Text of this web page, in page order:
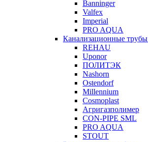
Banninger
Valfex
Imperial
PRO AQUA
Канализационные трубы
REHAU
Uponor
ПОЛИТЭК
Nashorn
Ostendorf
Millennium
Cosmoplast
Агригазполимер
CON-PIPE SML
PRO AQUA
STOUT